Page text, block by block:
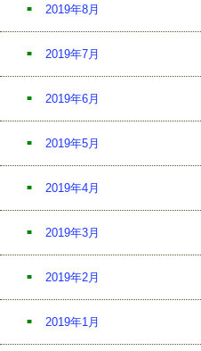
2019年8月
2019年7月
2019年6月
2019年5月
2019年4月
2019年3月
2019年2月
2019年1月